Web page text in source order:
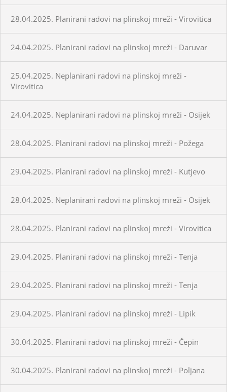
28.04.2025. Planirani radovi na plinskoj mreži - Virovitica
24.04.2025. Planirani radovi na plinskoj mreži - Daruvar
25.04.2025. Neplanirani radovi na plinskoj mreži -
Virovitica
24.04.2025. Neplanirani radovi na plinskoj mreži - Osijek
28.04.2025. Planirani radovi na plinskoj mreži - Požega
29.04.2025. Planirani radovi na plinskoj mreži - Kutjevo
28.04.2025. Neplanirani radovi na plinskoj mreži - Osijek
28.04.2025. Planirani radovi na plinskoj mreži - Virovitica
29.04.2025. Planirani radovi na plinskoj mreži - Tenja
29.04.2025. Planirani radovi na plinskoj mreži - Tenja
29.04.2025. Planirani radovi na plinskoj mreži - Lipik
30.04.2025. Planirani radovi na plinskoj mreži - Čepin
30.04.2025. Planirani radovi na plinskoj mreži - Poljana